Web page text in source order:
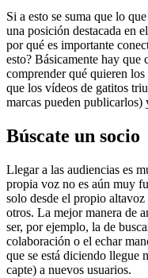
Si a esto se suma que lo
una posición destacada en
por qué es importante
esto? Básicamente hay
comprender qué quieren
que los vídeos de gatitos
marcas pueden publicarlos)
Búscate un socio
Llegar a las audiencias es
propia voz no es aún muy
solo desde el propio
otros. La mejor manera de
ser, por ejemplo, la de
colaboración o el echar
que se está diciendo llegue
capte) a nuevos usuarios.